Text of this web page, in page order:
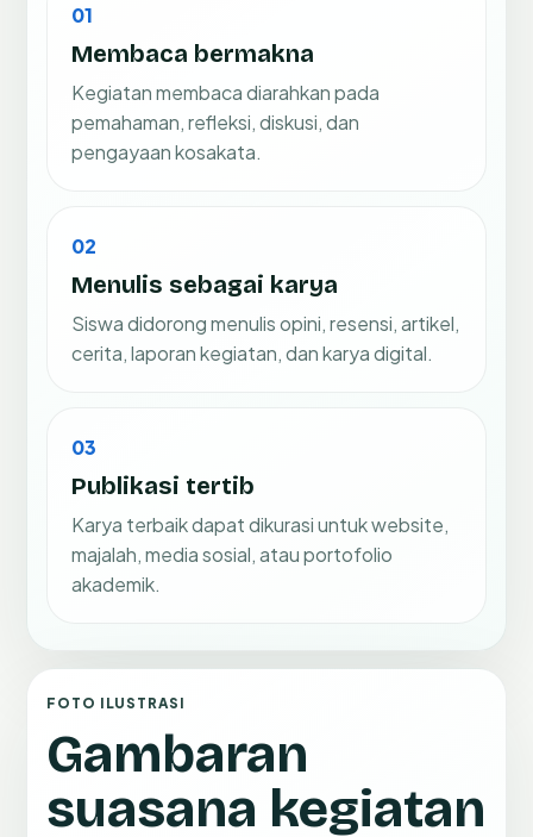
01
Membaca bermakna
Kegiatan membaca diarahkan pada
pemahaman, refleksi, diskusi, dan
pengayaan kosakata.
02
Menulis sebagai karya
Siswa didorong menulis opini, resensi, artikel,
cerita, laporan kegiatan, dan karya digital.
03
Publikasi tertib
Karya terbaik dapat dikurasi untuk website,
majalah, media sosial, atau portofolio
akademik.
FOTO ILUSTRASI
Gambaran
suasana kegiatan